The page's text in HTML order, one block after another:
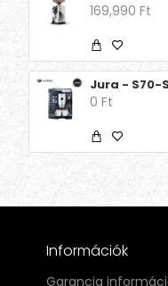
169,990 Ft
Jura - S70-
0 Ft
Információk
Garancia